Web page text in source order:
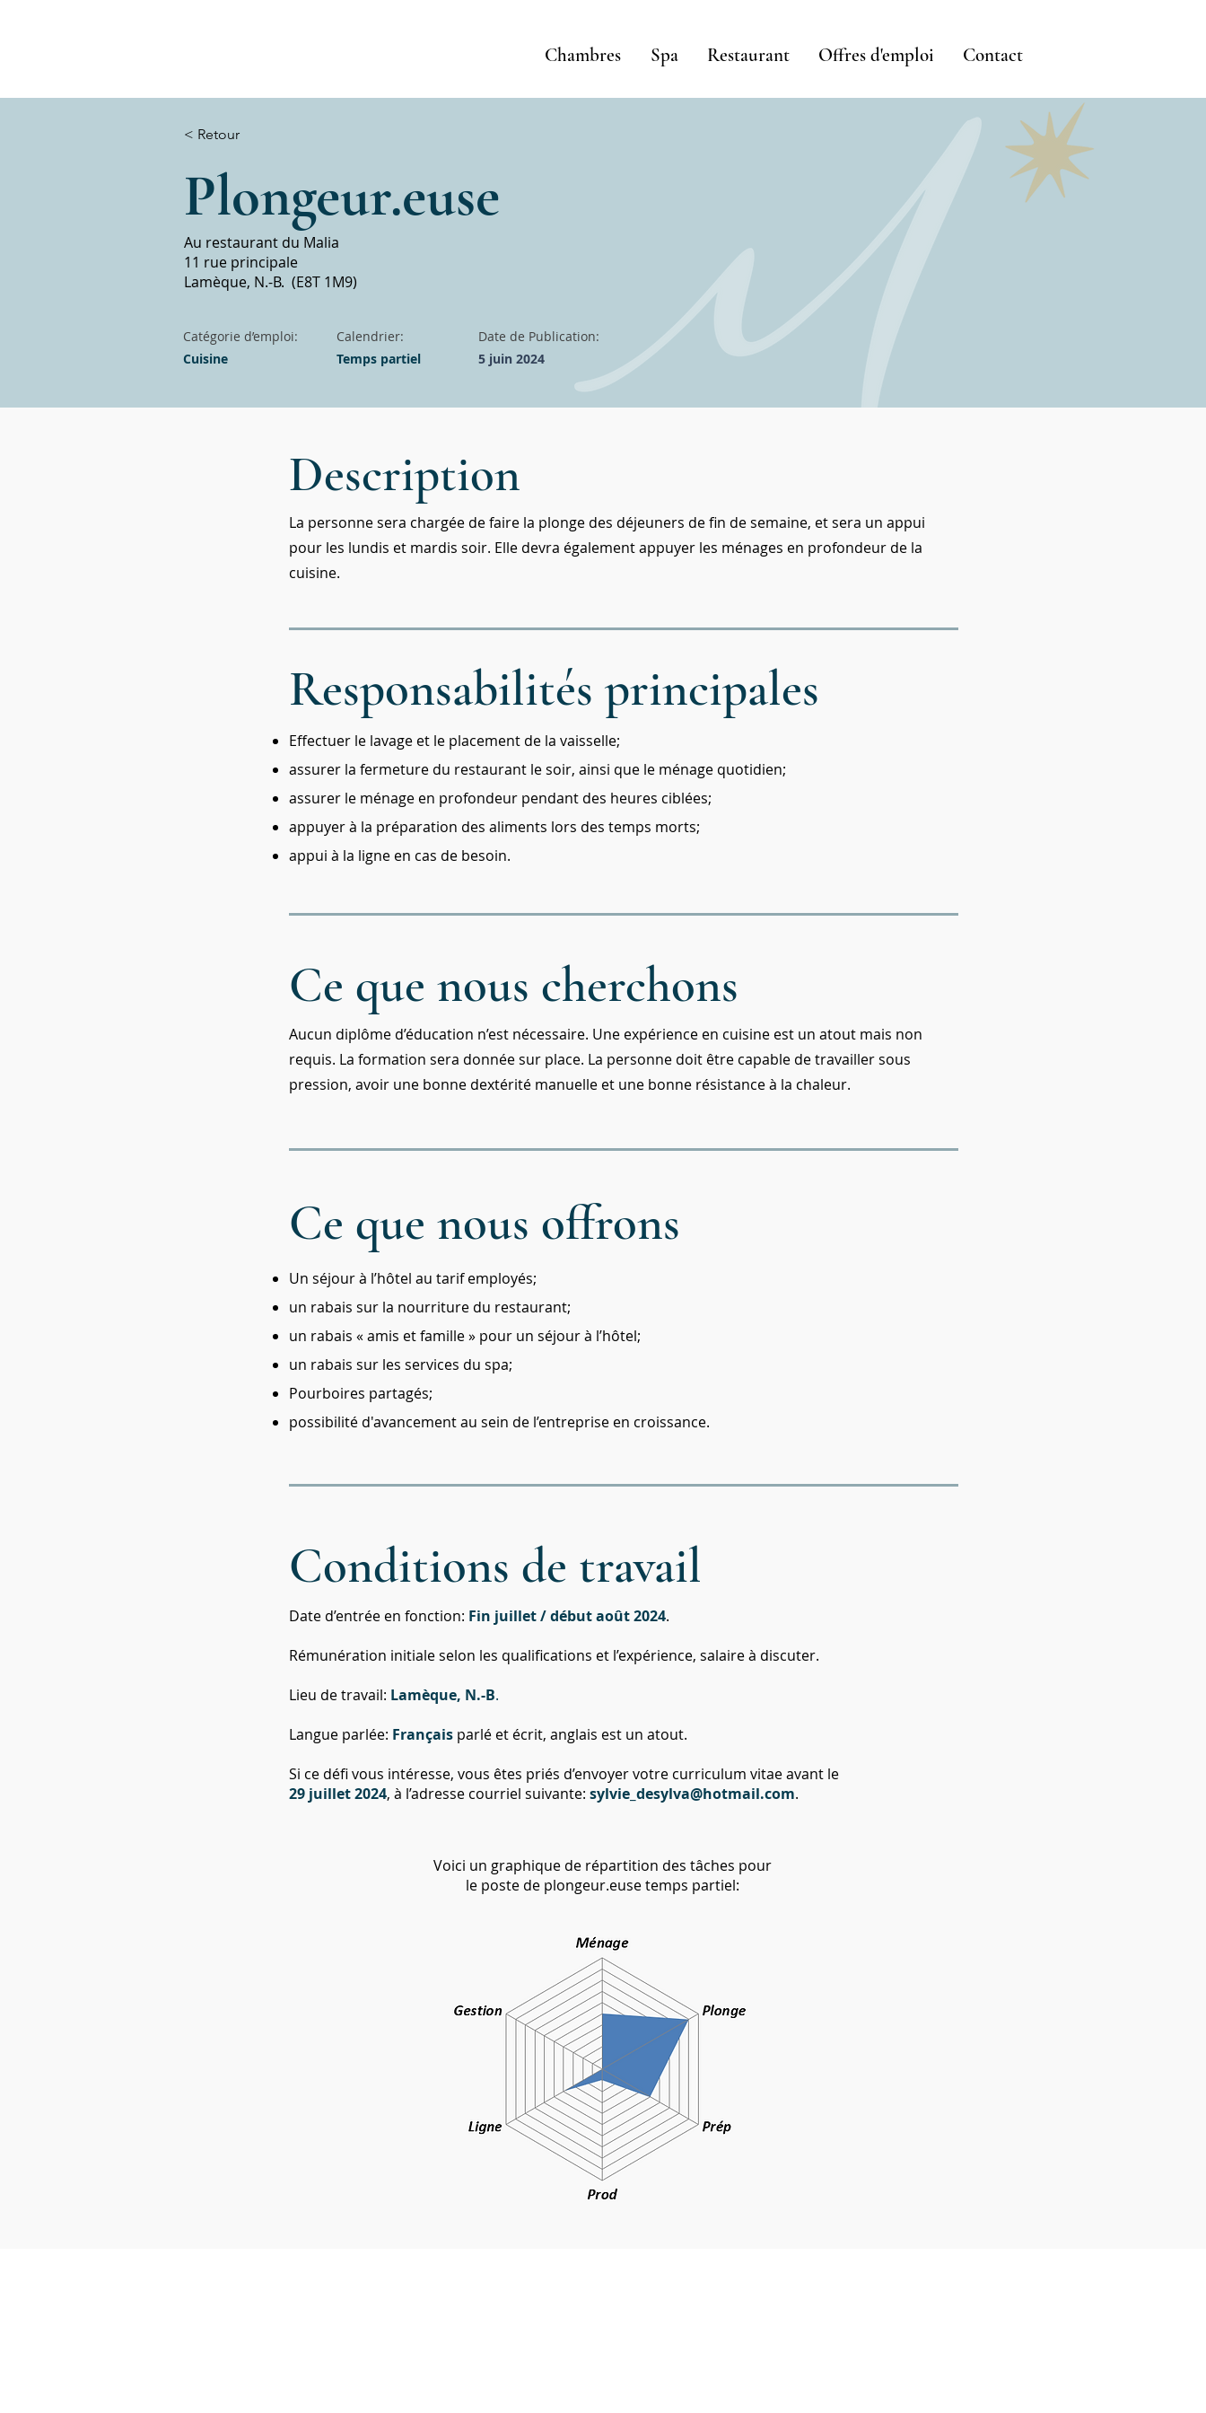
Chambres Spa Restaurant Offres d'emploi Contact
< Retour
Plongeur.euse
Au restaurant du Malia
11 rue principale
Lamèque, N.-B. (E8T 1M9)
Catégorie d’emploi:
Cuisine
Calendrier:
Temps partiel
Date de Publication:
5 juin 2024
Description
La personne sera chargée de faire la plonge des déjeuners de fin de semaine, et sera un appui
pour les lundis et mardis soir. Elle devra également appuyer les ménages en profondeur de la
cuisine.
Responsabilités principales
Effectuer le lavage et le placement de la vaisselle;
assurer la fermeture du restaurant le soir, ainsi que le ménage quotidien;
assurer le ménage en profondeur pendant des heures ciblées;
appuyer à la préparation des aliments lors des temps morts;
appui à la ligne en cas de besoin.
Ce que nous cherchons
Aucun diplôme d’éducation n’est nécessaire. Une expérience en cuisine est un atout mais non
requis. La formation sera donnée sur place. La personne doit être capable de travailler sous
pression, avoir une bonne dextérité manuelle et une bonne résistance à la chaleur.
Ce que nous offrons
Un séjour à l’hôtel au tarif employés;
un rabais sur la nourriture du restaurant;
un rabais « amis et famille » pour un séjour à l’hôtel;
un rabais sur les services du spa;
Pourboires partagés;
possibilité d'avancement au sein de l’entreprise en croissance.
Conditions de travail
Date d’entrée en fonction: Fin juillet/ début août2024.
Rémunération initiale selon les qualifications et l’expérience, salaire à discuter.
Lieu de travail: Lamèque, N.-B.
Langue parlée: Français parlé et écrit, anglais est un atout.
Si ce défi vous intéresse, vous êtes priés d’envoyer votre curriculum vitae avant le
29 juillet2024, à l’adresse courriel suivante: sylvie_desylva@hotmail.com.
Voici un graphique de répartition des tâches pour
le poste de plongeur.euse temps partiel: